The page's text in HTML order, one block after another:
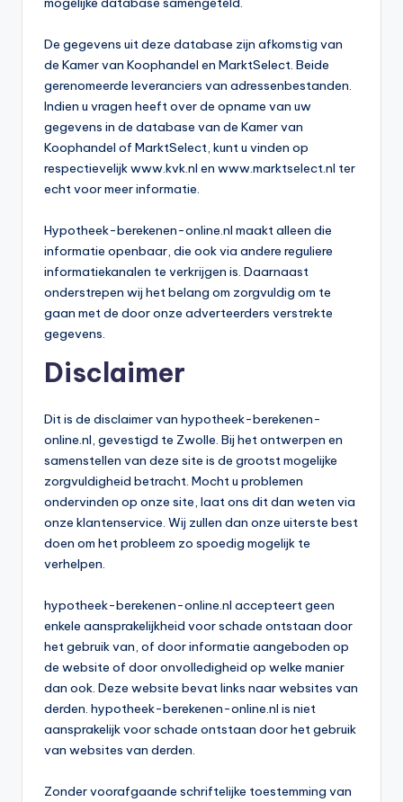
De gegevens uit deze database zijn afkomstig van
de Kamer van Koophandel en MarktSelect. Beide
gerenomeerde leveranciers van adressenbestanden.
Indien u vragen heeft over de opname van uw
gegevens in de database van de Kamer van
Koophandel of MarktSelect, kunt u vinden op
respectievelijk www.kvk.nl en www.marktselect.nl ter
echt voor meer informatie.
Hypotheek-berekenen-online.nl maakt alleen die
informatie openbaar, die ook via andere reguliere
informatiekanalen te verkrijgen is. Daarnaast
onderstrepen wij het belang om zorgvuldig om te
gaan met de door onze adverteerders verstrekte
gegevens.
Disclaimer
Dit is de disclaimer van hypotheek-berekenen-
online.nl, gevestigd te Zwolle. Bij het ontwerpen en
samenstellen van deze site is de grootst mogelijke
zorgvuldigheid betracht. Mocht u problemen
ondervinden op onze site, laat ons dit dan weten via
onze klantenservice. Wij zullen dan onze uiterste best
doen om het probleem zo spoedig mogelijk te
verhelpen.
hypotheek-berekenen-online.nl accepteert geen
enkele aansprakelijkheid voor schade ontstaan door
het gebruik van, of door informatie aangeboden op
de website of door onvolledigheid op welke manier
dan ook. Deze website bevat links naar websites van
derden. hypotheek-berekenen-online.nl is niet
aansprakelijk voor schade ontstaan door het gebruik
van websites van derden.
Zonder voorafgaande schriftelijke toestemming van